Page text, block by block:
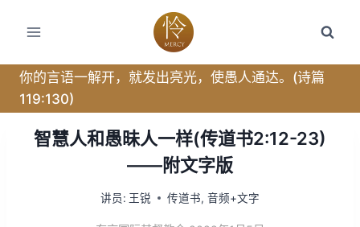
你的言语一解开，就发出亮光，使愚人通达。(诗篇
119:130)
智慧人和愚昧人一样(传道书2:12-23)
——附文字版
讲员: 王锐 传道书,音频+文字